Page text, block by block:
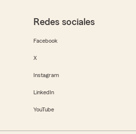
Redes sociales
Facebook
X
Instagram
LinkedIn
YouTube